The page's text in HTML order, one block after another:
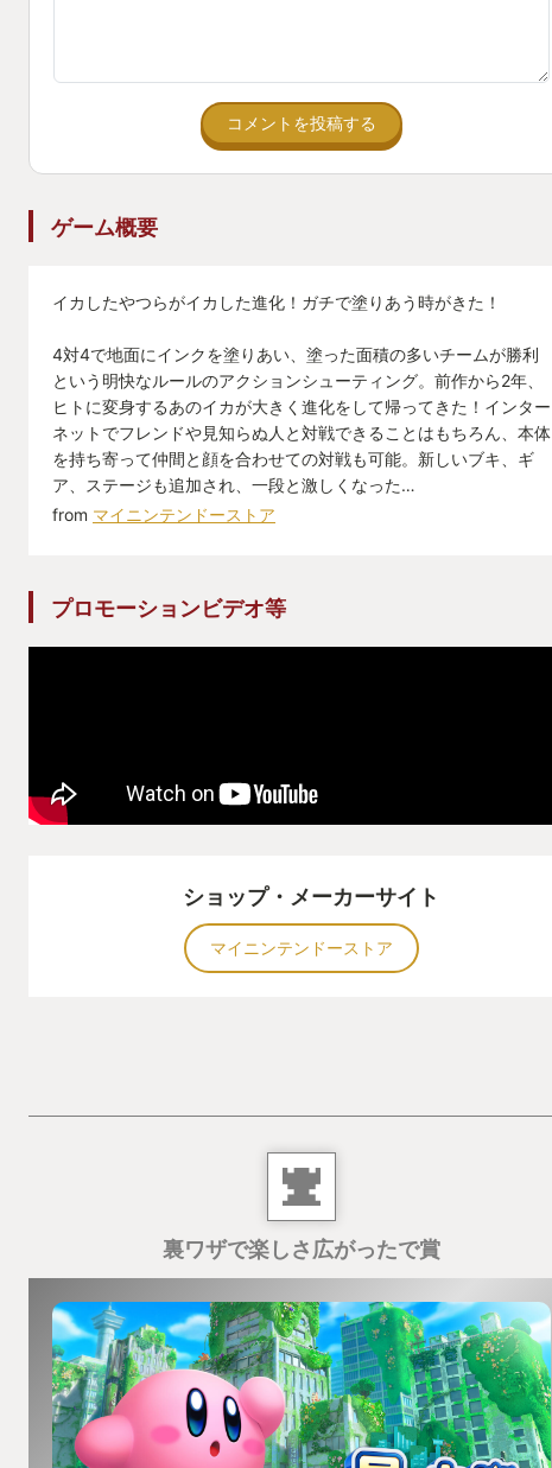
コメントを投稿する
ゲーム概要
イカしたやつらがイカした進化！ガチで塗りあう時がきた！
4対4で地面にインクを塗りあい、塗った面積の多いチームが勝利
という明快なルールのアクションシューティング。前作から2年、
ヒトに変身するあのイカが大きく進化をして帰ってきた！インター
ネットでフレンドや見知らぬ人と対戦できることはもちろん、本体
を持ち寄って仲間と顔を合わせての対戦も可能。新しいブキ、ギ
ア、ステージも追加され、一段と激しくなった…
from マイニンテンドーストア
プロモーションビデオ等
ショップ・メーカーサイト
マイニンテンドーストア
裏ワザで楽しさ広がったで賞